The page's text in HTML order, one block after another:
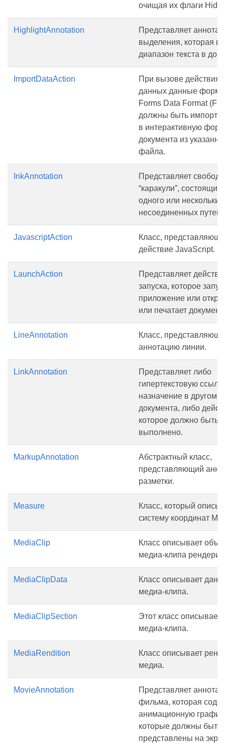
очищая их флаги
HighlightAnnotation
Представляет
выделения, которая
диапазон текста в
ImportDataAction
При вызове действия
данных данные
Forms Data Format
должны быть
в интерактивную
документа из
файла.
InkAnnotation
Представляет
“каракули”, состоящий
одного или нескольких
несоединенных путей.
JavascriptAction
Класс,
действие JavaScript.
LaunchAction
Представляет
запуска, которое
приложение или
или печатает документ.
LineAnnotation
Класс,
аннотацию линии.
LinkAnnotation
Представляет либо
гипертекстовую
назначение в другом
документа, либо
которое должно быть
выполнено.
MarkupAnnotation
Абстрактный класс,
представляющий
разметки.
Measure
Класс, который
систему координат
MediaClip
Класс описывает
медиа-клипа
MediaClipData
Класс описывает
медиа-клипа.
MediaClipSection
Этот класс описывает
медиа-клипа.
MediaRendition
Класс описывает
медиа.
MovieAnnotation
Представляет
фильма, которая
анимационную
которые должны быть
представлены на